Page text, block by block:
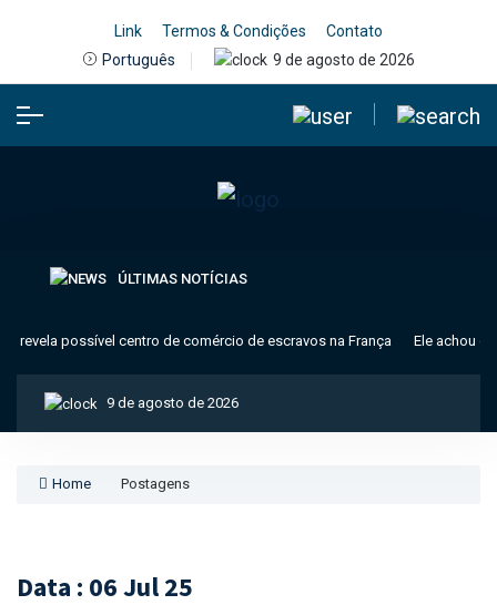
Link Termos & Condições
Contato
Português
9 de agosto de 2026
ÚLTIMAS NOTÍCIAS
revela possível centro de comércio de escravos na França Ele achou
9 de agosto de 2026
Home Postagens
Data : 06 Jul 25